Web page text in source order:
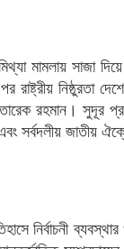
মামলায় সাজা
নিষ্ঠুরতা
রহমান। সুদূর
সর্বদলীয় জাতীয়
নির্বাচনী